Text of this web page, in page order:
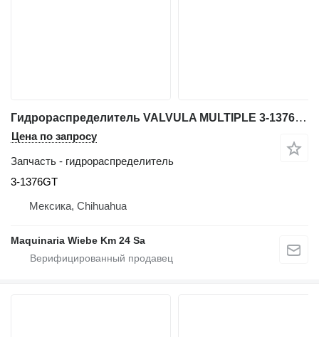
Гидрораспределитель VALVULA MULTIPLE 3-1376GT для телескопического погрузчика Genie GTH-636
Цена по запросу
Запчасть - гидрораспределитель
3-1376GT
Мексика, Chihuahua
Maquinaria Wiebe Km 24 Sa